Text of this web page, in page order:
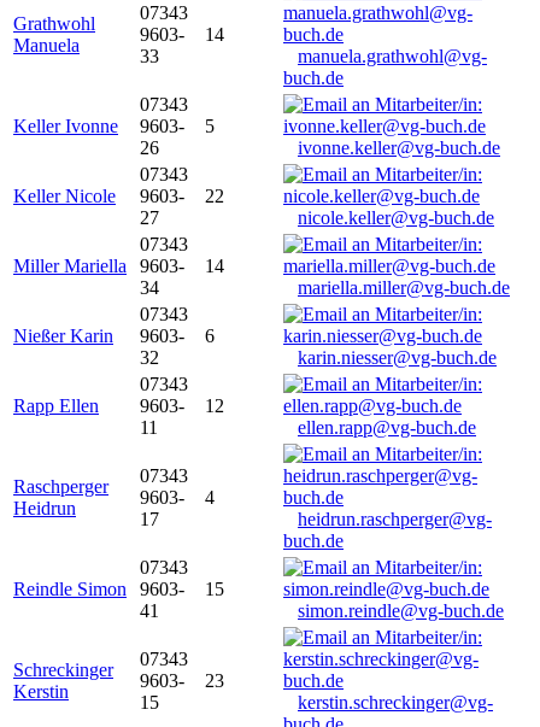
Grathwohl
Manuela
07343
9603-
33
14
manuela.grathwohl@vg-
buch.de
Keller Ivonne
07343
9603-
26
5
ivonne.keller@vg-buch.de
Keller Nicole
07343
9603-
27
22
nicole.keller@vg-buch.de
Miller Mariella
07343
9603-
34
14
mariella.miller@vg-buch.de
Nießer Karin
07343
9603-
32
6
karin.niesser@vg-buch.de
Rapp Ellen
07343
9603-
11
12
ellen.rapp@vg-buch.de
Raschperger
Heidrun
07343
9603-
17
4
heidrun.raschperger@vg-
buch.de
Reindle Simon
07343
9603-
41
15
simon.reindle@vg-buch.de
Schreckinger
Kerstin
07343
9603-
15
23
kerstin.schreckinger@vg-